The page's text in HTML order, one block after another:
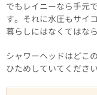
でもレイニーなら手元
す。それに水圧もサイ
暮らしにはなくてはな
シャワーヘッドはどこ
ひためしていてくださ